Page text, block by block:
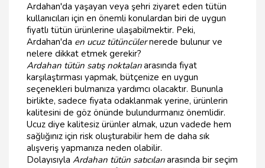
Ardahan'da yaşayan veya şehri ziyaret eden tütün
kullanıcıları için en önemli konulardan biri de uygun
fiyatlı tütün ürünlerine ulaşabilmektir. Peki,
Ardahan'da en ucuz tütüncülernerede bulunur ve
nelere dikkat etmek gerekir?
Ardahan tütün satış noktalarıarasında fiyat
karşılaştırması yapmak, bütçenize en uygun
seçenekleri bulmanıza yardımcı olacaktır. Bununla
birlikte, sadece fiyata odaklanmak yerine, ürünlerin
kalitesini de göz önünde bulundurmanız önemlidir.
Ucuz diye kalitesiz ürünler almak, uzun vadede hem
sağlığınız için risk oluşturabilir hem de daha sık
alışveriş yapmanıza neden olabilir.
Dolayısıyla Ardahan tütün satıcılarıarasında bir seçim